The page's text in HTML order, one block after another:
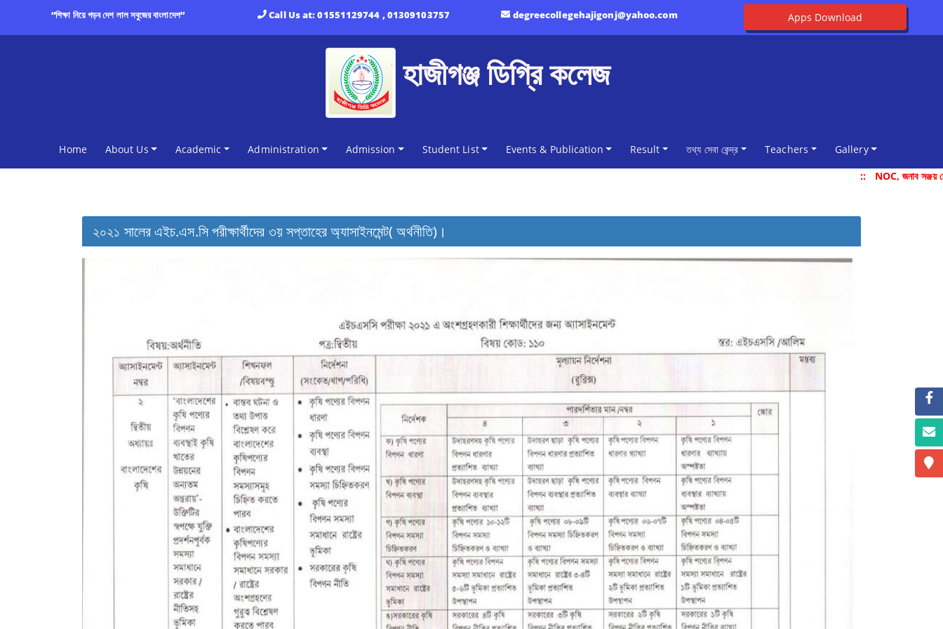
“শিক্ষা নিয়ে গড়ব দেশ লাল সবুজের বাংলাদেশ” Call Us at:01551129744 , 01309103757 degreecollegehajigonj@yahoo.com Apps Download
হাজীগঞ্জ ডিগ্রি কলেজ
Home(current)
About Us Academic Administration Admission Student List Events & Publication Result তথ্য সেবা কেন্দ্র Teachers
Gallery
:: NOC, জনাব সঞ্জয়
২০২১ সালের এইচ.এস.সি পরীক্ষার্থীদের ৩য় সপ্তাহের অ্যাসাইনমেন্ট( অর্থনীতি)।